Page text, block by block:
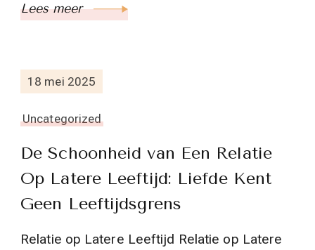
Lees meer
18 mei 2025
Uncategorized
De Schoonheid van Een Relatie
Op Latere Leeftijd: Liefde Kent
Geen Leeftijdsgrens
Relatie op Latere Leeftijd Relatie op Latere